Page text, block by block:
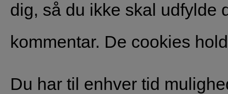
dig, så du ikke skal udfylde
kommentar. De cookies
Du har til enhver tid